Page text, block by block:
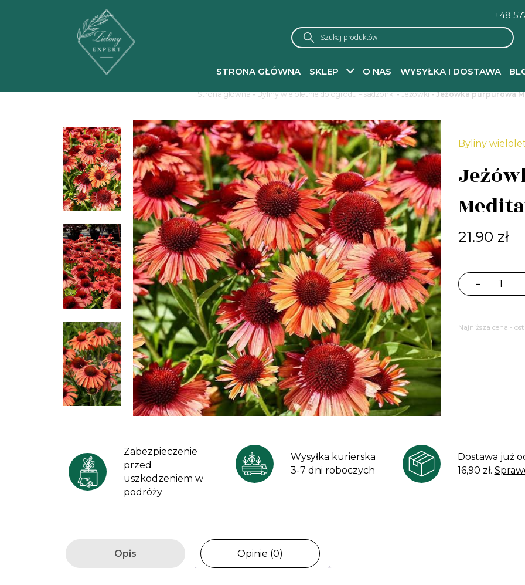
+48
Wyszukiwarka
produktów
STRONA GŁÓWNA SKLEP O NAS WYSYŁKA I DOSTAWA
Strona główna-Byliny wieloletnie do ogrodu – sadzonki-Jeżówki- Jeżówka purpurowa
Byliny
21.90 zł
-
ilość
Meditation
Najniższa cena -
Zabezpieczenie
przed
uszkodzeniem w
podróży
Wysyłka kurierska
3-7 dni roboczych
Dostawa już
16,90 zł.
Opis Opinie (0)